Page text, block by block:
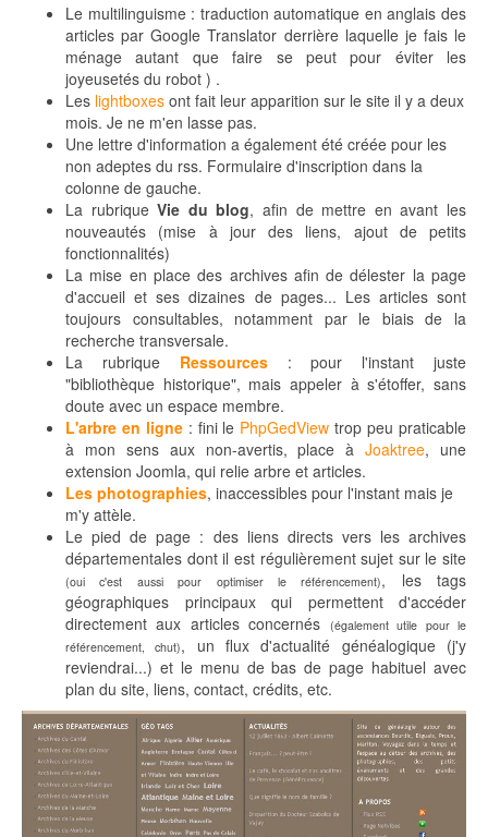
Le multilinguisme : traduction automatique en anglais des
articles par Google Translator derrière laquelle je fais le
ménage autant que faire se peut pour éviter les
joyeusetés du robot ) .
Les lightboxes ont fait leur apparition sur le site il y a deux
mois. Je ne m'en lasse pas.
Une lettre d'information a également été créée pour les
non adeptes du rss. Formulaire d'inscription dans la
colonne de gauche.
La rubriqueVie du blog, afin de mettre en avant les
nouveautés (mise à jour des liens, ajout de petits
fonctionnalités)
La mise en place des archives afin de délester la page
d'accueil et ses dizaines de pages... Les articles sont
toujours consultables, notamment par le biais de la
recherche transversale.
La rubrique Ressources: pour l'instant juste
"bibliothèque historique", mais appeler à s'étoffer, sans
doute avec un espace membre.
L'arbre en ligne : fini le PhpGedViewtrop peu praticable
à mon sens aux non-avertis, place àJoaktree, une
extension Joomla, qui relie arbre et articles.
Les photographies, inaccessibles pour l'instant mais je
m'y attèle.
Le pied de page : des liens directs vers les archives
départementales dont il est régulièrement sujet sur le site
(oui c'est aussi pour optimiser le référencement), les tags
géographiques principaux qui permettent d'accéder
directement aux articles concernés (également utile pour le
référencement, chut), un flux d'actualité généalogique (j'y
reviendrai...) et le menu de bas de page habituel avec
plan du site, liens, contact, crédits, etc.